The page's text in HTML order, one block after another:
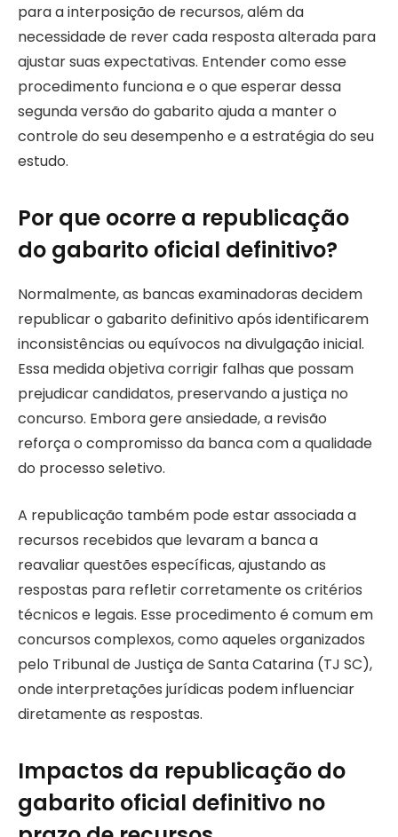
para a interposição de recursos, além da
necessidade de rever cada resposta alterada para
ajustar suas expectativas. Entender como esse
procedimento funciona e o que esperar dessa
segunda versão do gabarito ajuda a manter o
controle do seu desempenho e a estratégia do seu
estudo.
Por que ocorre a republicação
do gabarito oficial definitivo?
Normalmente, as bancas examinadoras decidem
republicar o gabarito definitivo após identificarem
inconsistências ou equívocos na divulgação inicial.
Essa medida objetiva corrigir falhas que possam
prejudicar candidatos, preservando a justiça no
concurso. Embora gere ansiedade, a revisão
reforça o compromisso da banca com a qualidade
do processo seletivo.
A republicação também pode estar associada a
recursos recebidos que levaram a banca a
reavaliar questões específicas, ajustando as
respostas para refletir corretamente os critérios
técnicos e legais. Esse procedimento é comum em
concursos complexos, como aqueles organizados
pelo Tribunal de Justiça de Santa Catarina (TJ SC),
onde interpretações jurídicas podem influenciar
diretamente as respostas.
Impactos da republicação do
gabarito oficial definitivo no